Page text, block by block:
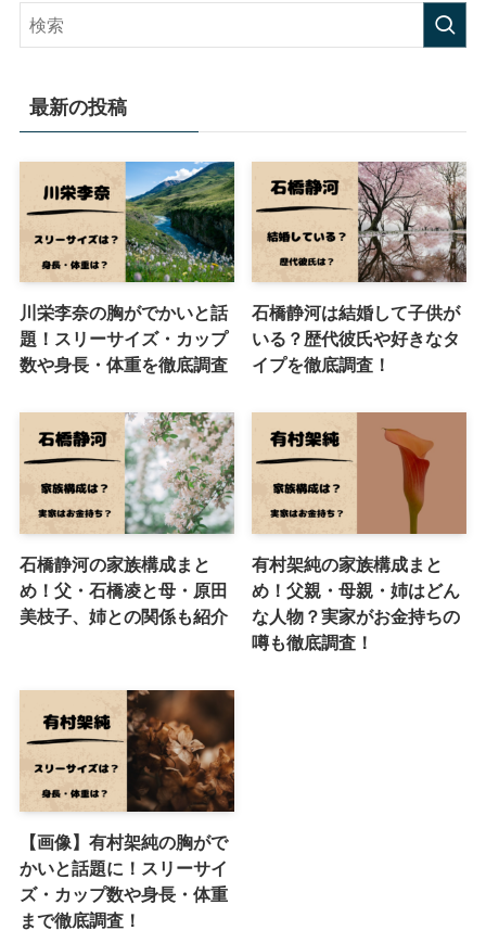
最新の投稿
川栄李奈の胸がでかいと話
題！スリーサイズ・カップ
数や身長・体重を徹底調査
石橋静河は結婚して子供が
いる？歴代彼氏や好きなタ
イプを徹底調査！
石橋静河の家族構成まと
め！父・石橋凌と母・原田
美枝子、姉との関係も紹介
有村架純の家族構成まと
め！父親・母親・姉はどん
な人物？実家がお金持ちの
噂も徹底調査！
【画像】有村架純の胸がで
かいと話題に！スリーサイ
ズ・カップ数や身長・体重
まで徹底調査！